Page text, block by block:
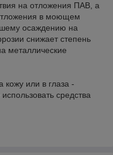
на отложения ПАВ, а
в моющем
осаждению на
снижает степень
металлические
или в глаза -
средства